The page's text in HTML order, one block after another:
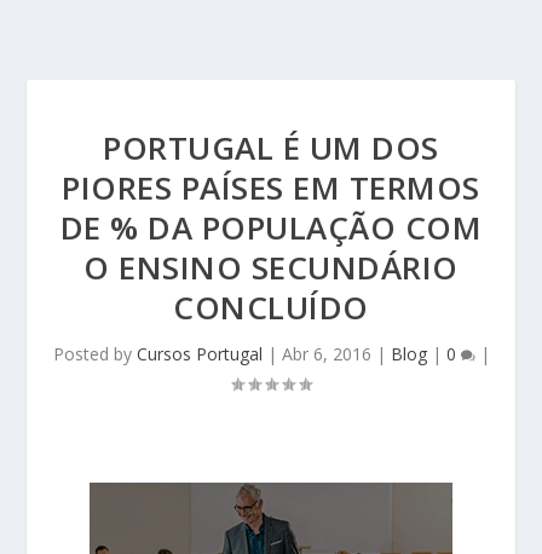
PORTUGAL É UM DOS
PIORES PAÍSES EM TERMOS
DE % DA POPULAÇÃO COM
O ENSINO SECUNDÁRIO
CONCLUÍDO
Posted by Cursos Portugal | Abr 6, 2016 | Blog| 0 |